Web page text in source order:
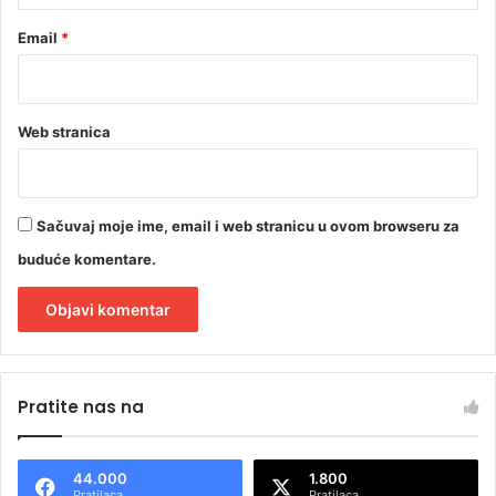
3
0
m
l
i
o
a
K
Email *
Web stranica
Sačuvaj moje ime, email i web stranicu u ovom browseru za
buduće komentare.
tPratite nas na
44.000 1.800